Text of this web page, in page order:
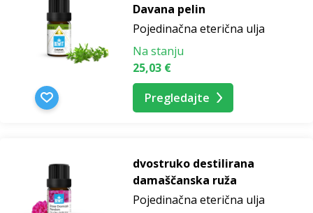
Davana pelin
Pojedinačna eterična ulja
Na stanju
25,03 €
Pregledajte
dvostruko destilirana
damaščanska ruža
Pojedinačna eterična ulja